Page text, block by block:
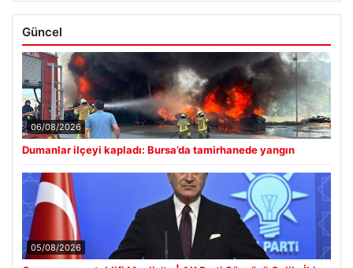
Güncel
06/08/2026
Dumanlar ilçeyi kapladı: Bursa’da tamirhanede yangın
05/08/2026